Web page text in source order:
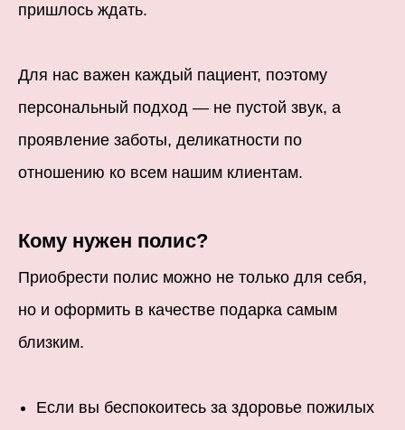
пришлось ждать.
Для нас важен каждый пациент, поэтому
персональный подход — не пустой звук, а
проявление заботы, деликатности по
отношению ко всем нашим клиентам.
Кому нужен полис?
Приобрести полис можно не только для себя,
но и оформить в качестве подарка самым
близким.
Если вы беспокоитесь за здоровье пожилых